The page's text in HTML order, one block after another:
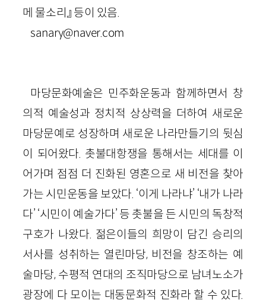
메 물소리』 등이 있음.
sanary@naver.com
마당문화예술은 민주화운동과 함께하면서 창
의적 예술성과 정치적 상상력을 더하여 새로운
마당문예로 성장하며 새로운 나라만들기의 뒷심
이 되어왔다. 촛불대항쟁을 통해서는 세대를 이
어가며 점점 더 진화된 영혼으로 새 비전을 찾아
가는 시민운동을 보았다. ‘이게 나라냐’ ‘내가 나라
다’ ‘시민이 예술가다’ 등 촛불을 든 시민의 독창적
구호가 나왔다. 젊은이들의 희망이 담긴 승리의
서사를 성취하는 열린마당, 비전을 창조하는 예
술마당, 수평적 연대의 조직마당으로 남녀노소가
광장에 다 모이는 대동문화적 진화라 할 수 있다.